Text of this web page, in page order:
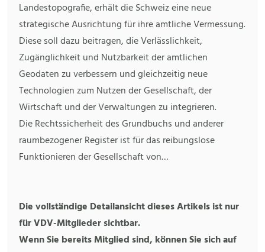
Landestopografie, erhält die Schweiz eine neue
strategische Ausrichtung für ihre amtliche Vermessung.
Diese soll dazu beitragen, die Verlässlichkeit,
Zugänglichkeit und Nutzbarkeit der amtlichen
Geodaten zu verbessern und gleichzeitig neue
Technologien zum Nutzen der Gesellschaft, der
Wirtschaft und der Verwaltungen zu integrieren.
Die Rechtssicherheit des Grundbuchs und anderer
raumbezogener Register ist für das reibungslose
Funktionieren der Gesellschaft von…
Die vollständige Detailansicht dieses Artikels ist nur
für VDV-Mitglieder sichtbar.
Wenn Sie bereits Mitglied sind, können Sie sich auf